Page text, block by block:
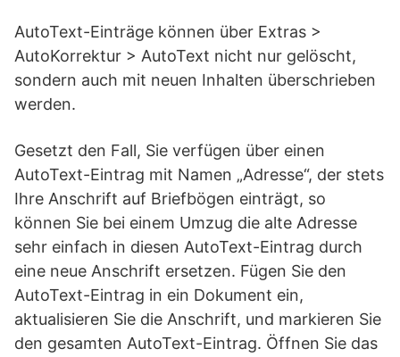
AutoText-Einträge können über Extras >
AutoKorrektur > AutoText nicht nur gelöscht,
sondern auch mit neuen Inhalten überschrieben
werden.
Gesetzt den Fall, Sie verfügen über einen
AutoText-Eintrag mit Namen „Adresse“, der stets
Ihre Anschrift auf Briefbögen einträgt, so
können Sie bei einem Umzug die alte Adresse
sehr einfach in diesen AutoText-Eintrag durch
eine neue Anschrift ersetzen. Fügen Sie den
AutoText-Eintrag in ein Dokument ein,
aktualisieren Sie die Anschrift, und markieren Sie
den gesamten AutoText-Eintrag. Öffnen Sie das